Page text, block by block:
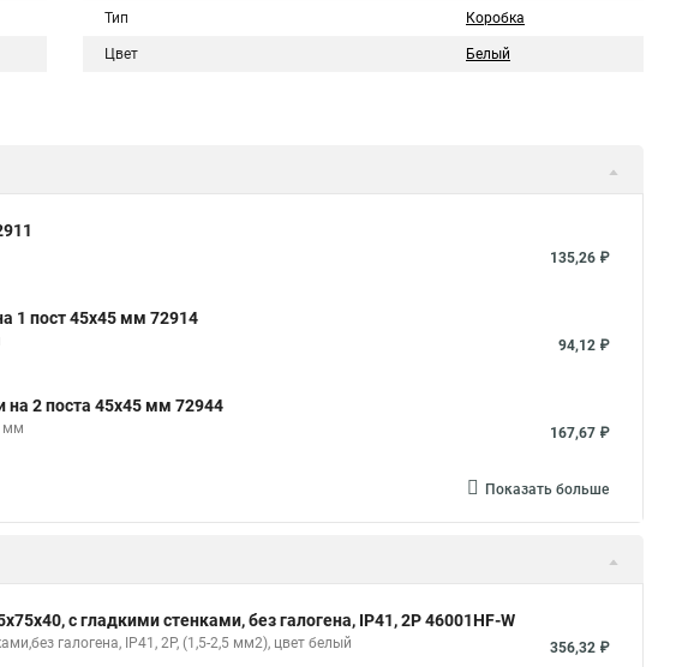
Тип Коробка
Цвет Белый
135,26 ₽
1 пост 45х45 мм 72914
94,12 ₽
на 2 поста 45х45 мм 72944
мм 167,67 ₽
Показать больше
с гладкими стенками, без галогена, IP41, 2P 46001HF-W
галогена, IP41, 2P, (1,5-2,5 мм2), цвет белый 356,32 ₽